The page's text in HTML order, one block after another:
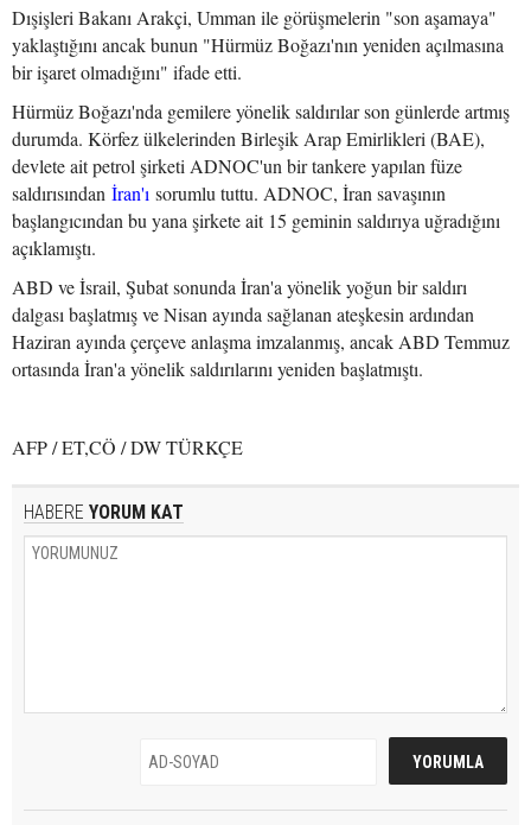
Dışişleri Bakanı Arakçi, Umman ile görüşmelerin "son aşamaya"
yaklaştığını ancak bunun "Hürmüz Boğazı'nın yeniden açılmasına
bir işaret olmadığını" ifade etti.
Hürmüz Boğazı'nda gemilere yönelik saldırılar son günlerde artmış
durumda. Körfez ülkelerinden Birleşik Arap Emirlikleri (BAE),
devlete ait petrol şirketi ADNOC'un bir tankere yapılan füze
saldırısından İran'ı sorumlu tuttu. ADNOC, İran savaşının
başlangıcından bu yana şirkete ait 15 geminin saldırıya uğradığını
açıklamıştı.
ABD ve İsrail, Şubat sonunda İran'a yönelik yoğun bir saldırı
dalgası başlatmış ve Nisan ayında sağlanan ateşkesin ardından
Haziran ayında çerçeve anlaşma imzalanmış, ancak ABD Temmuz
ortasında İran'a yönelik saldırılarını yeniden başlatmıştı.
AFP / ET,CÖ / DW TÜRKÇE
HABERE YORUM KAT